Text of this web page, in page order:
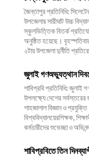
জৈন্তাপুর প্রতিনিধি: সিলেটের জৈন্তাপুর
উপজেলার সারীঘাট উচ্চ
স্কুলভিত্তিক বিতর্ক
অনুষ্ঠিত হয়েছে।
২টায় উপজেলা দুর্নীতি
আয়োজনে এবং দুর্নীতি দমন কমিশনের
সহযোগিতায় বিদ্যালয় প্রাঙ্গণে
অনুষ্ঠিত হয়।এবারের
“অভাব নয়, সীমাহীন
জুলাই গণঅভ্যুত্থান
শাবিপ্রবি প্রতিনিধি: জুলাই গণঅভ্যুত্থান দিবস
উপলক্ষ্যে দেশের
শাহজালাল বিজ্ঞান ও প্রযুক্তি
বিশ্ববিদ্যালয়েরশিক্ষক,
কর্মচারীদের শুভেচ্ছা ও
ইউনিভার্সিটি টিচার্স লিংক (ইউটিএল), সাস্ট
চ্যাপ্টার। বুধবার ( ৫ আগস্ট)
আহ্বায়ক অধ্যাপক ড. আব্দুল্লাহ আল মামুন এবং
সদস্য সচিব অধ্যাপক ড.
শাবিপ্রবিতে তিন